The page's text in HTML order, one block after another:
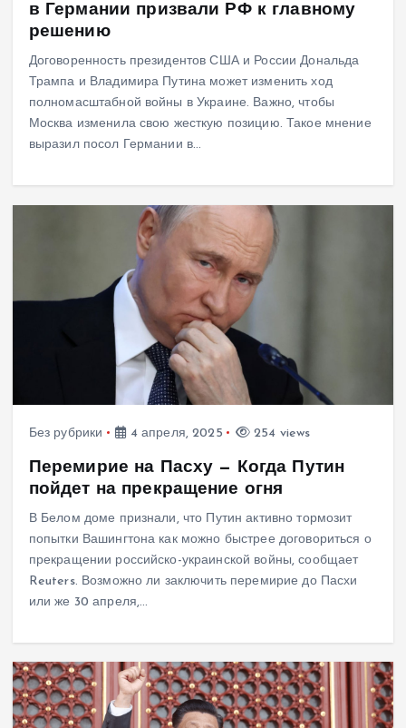
в Германии призвали РФ к главному
решению
Договоренность президентов США и России Дональда
Трампа и Владимира Путина может изменить ход
полномасштабной войны в Украине. Важно, чтобы
Москва изменила свою жесткую позицию. Такое мнение
выразил посол Германии в…
Без рубрики 4 апреля, 2025 254 views
Перемирие на Пасху — Когда Путин
пойдет на прекращение огня
В Белом доме признали, что Путин активно тормозит
попытки Вашингтона как можно быстрее договориться о
прекращении российско-украинской войны, сообщает
Reuters. Возможно ли заключить перемирие до Пасхи
или же 30 апреля,…